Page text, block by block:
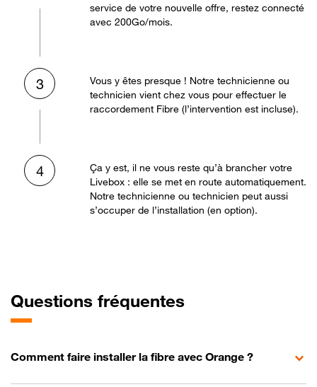
service de votre nouvelle offre, restez connecté
avec 200Go/mois.
3
Vous y êtes presque ! Notre technicienne ou
technicien vient chez vous pour effectuer le
raccordement Fibre (l’intervention est incluse).
4
Ça y est, il ne vous reste qu’à brancher votre
Livebox : elle se met en route automatiquement.
Notre technicienne ou technicien peut aussi
s’occuper de l’installation (en option).
Questions fréquentes
Comment faire installer la fibre avec Orange ?